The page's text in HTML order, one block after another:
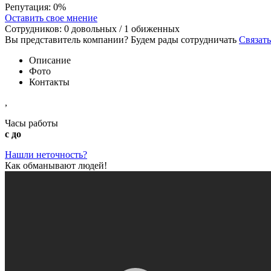
Репутация: 0%
Оставить свое мнение
Сотрудников: 0 довольных / 1 обиженных
Вы представитель компании? Будем рады сотрудничать
Описание
Фото
Контакты
,
Часы работы
с до
Нашли неточность?
Как обманывают людей!